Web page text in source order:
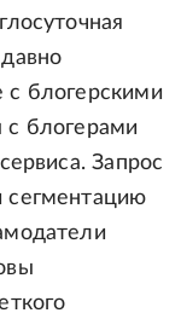
с блогерскими
с блогерами
Запрос
сегментацию